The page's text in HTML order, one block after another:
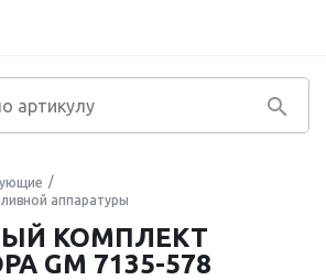
аппаратуры
КОМПЛЕКТ
GM 7135-578